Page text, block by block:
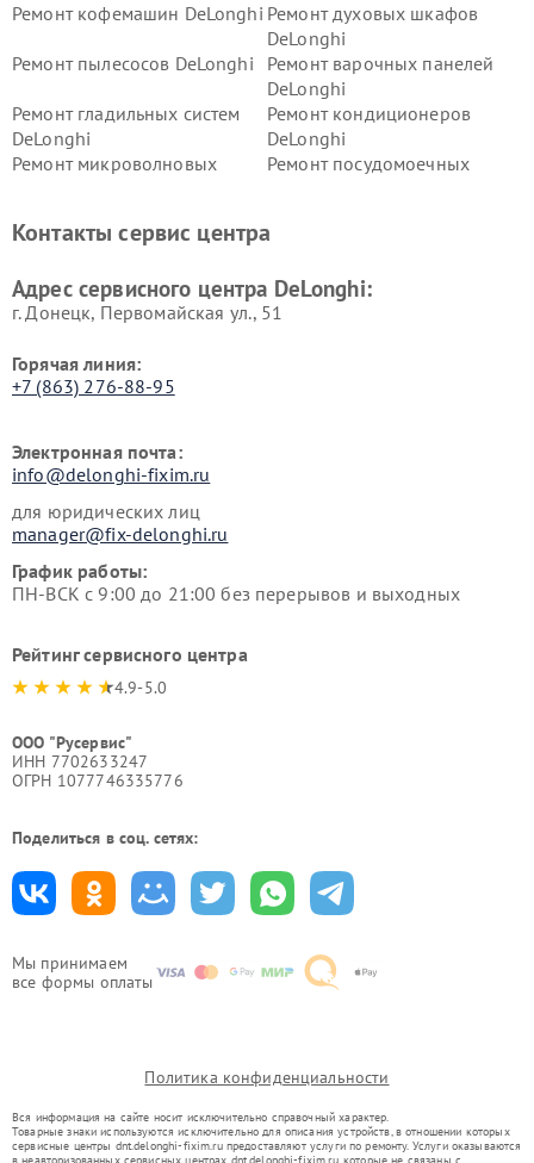
Мы принимаем
все формы оплаты
Ремонт кофемашин DeLonghi Ремонт духовых шкафов
DeLonghi
Ремонт пылесосов DeLonghi
Ремонт варочных панелей
DeLonghi
Ремонт гладильных систем
DeLonghi
Ремонт кондиционеров
DeLonghi
Ремонт микроволновых
Ремонт посудомоечных
DeLonghi
DeLonghi
Контакты сервис центра
Адрес сервисного центра DeLonghi:
г. Донецк, Первомайская ул., 51
Горячая линия:
+7 (863) 276-88-95
Электронная почта:
info@delonghi-fixim.ru
для юридических лиц
manager@fix-delonghi.ru
График работы:
ПН-ВСК с 9:00 до 21:00 без перерывов и выходных
Рейтинг сервисного центра
4.9-5.0
ООО "Русервис"
ИНН 7702633247
ОГРН 1077746335776
Поделиться в соц. сетях:
Политика конфиденциальности
Вся информация на сайте носит исключительно справочный характер.
Товарные знаки используются исключительно для описания устройств, в отношении которых
сервисные центры dnt.delonghi-fixim.ru предоставляют услуги по ремонту. Услуги оказываются